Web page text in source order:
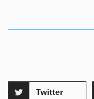
Twitter